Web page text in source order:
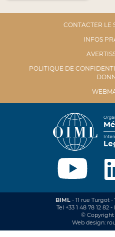
CONTACTER LE
INFOS
POLITIQUE DE
BIML- 11 rue Turgot -
Tel +33 1 48 78 12 82 -
© Copyright
Web design: